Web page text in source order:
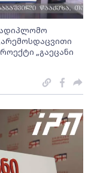
„გაეცანი